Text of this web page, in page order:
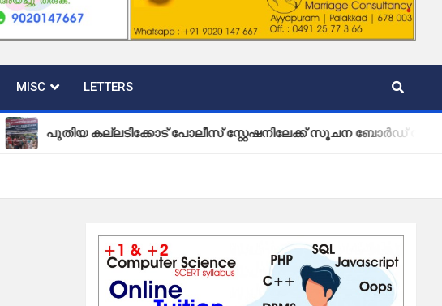
MISC LETTERS
പുതിയ കല്ലടിക്കോട് പോലീസ് സ്റ്റേഷനിലേക്ക് സൂചന ബോർഡ് സ്ഥാപിച്ച്